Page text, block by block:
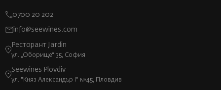
0700 20 202
info@seewines.com
Ресторант Jardin
ул. „Оборище“ 35, София
Seewines Plovdiv
ул. "Княз Александър I" №45, Пловдив